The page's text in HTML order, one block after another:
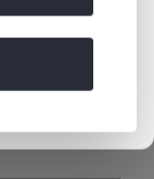
AI at a Glance: